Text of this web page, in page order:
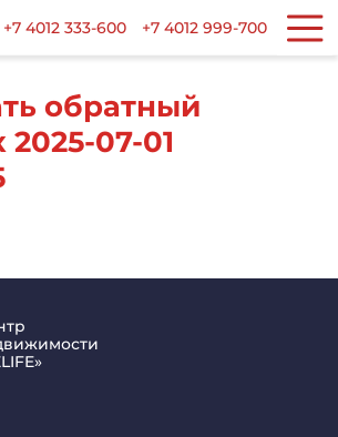
+7 4012 333-600 +7 4012 999-700
обратный
2025-07-01